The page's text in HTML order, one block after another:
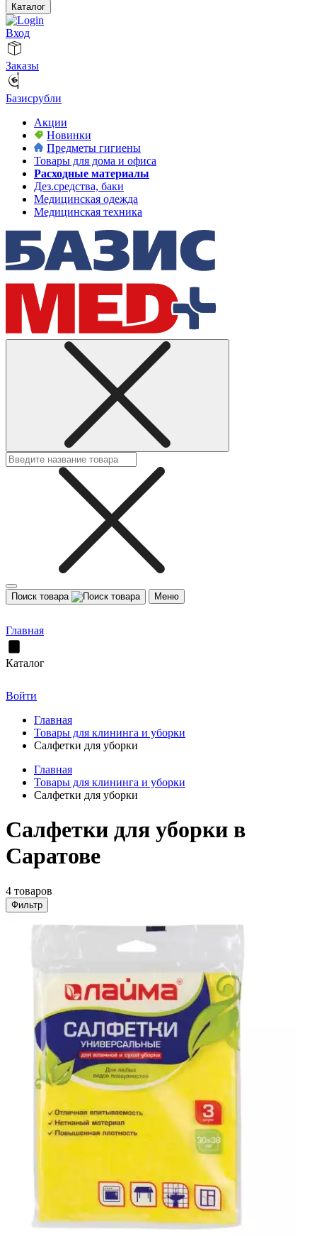
Каталог
Вход
Заказы
Базисрубли
Акции
Новинки
Предметы гигиены
Товары для дома и офиса
Расходные материалы
Дез.средства, баки
Медицинская одежда
Медицинская техника
Поиск товара Меню
Главная
Каталог
Войти
Главная
Товары для клининга и уборки
Салфетки для уборки
Главная
Товары для клининга и уборки
Салфетки для уборки
Салфетки для уборки в
Саратове
4 товаров
Фильтр